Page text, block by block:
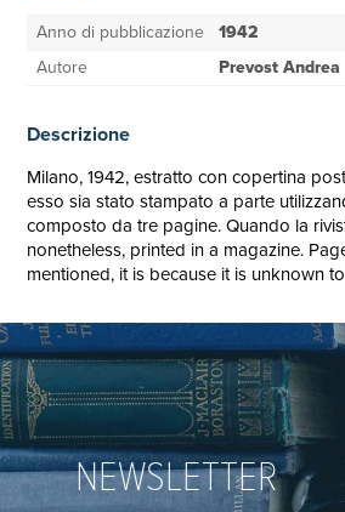
Anno di pubblicazione 1942
Autore
Prevost Andrea
Descrizione
Milano, 1942, estratto con copertina
esso sia stato stampato a parte
composto da tre pagine. Quando la
nonetheless, printed in a magazine.
mentioned, it is because it is unknown
NEWSLETTER